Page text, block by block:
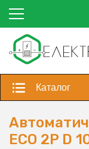
Каталог
ECO 2P D